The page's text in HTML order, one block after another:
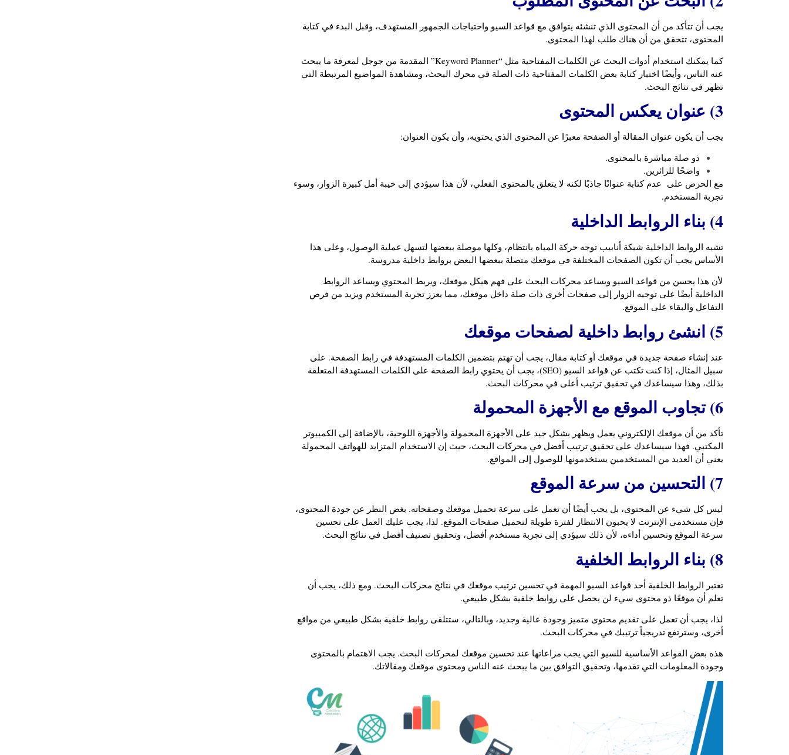
يجب أن تتأكد من أن المحتوى الذي تنشئه يتوافق مع قواعد السيو واحتياجات الجمهور المستهدف، وقبل البدء في كتابة
المحتوى، تتحقق من أن هناك طلب لهذا المحتوى.
كما يمكنك استخدام أدوات البحث عن الكلمات المفتاحية مثل “Keyword Planner” المقدمة من جوجل لمعرفة ما يبحث
عنه الناس، وأيضًا اختبار كتابة بعض الكلمات المفتاحية ذات الصلة في محرك البحث، ومشاهدة المواضيع المرتبطة التي
تظهر في نتائج البحث.
3) عنوان يعكس المحتوى
يجب أن يكون عنوان المقالة أو الصفحة معبرًا عن المحتوى الذي يحتويه، وأن يكون العنوان:
ذو صلة مباشرة بالمحتوى.
واضحًا للزائرين.
مع الحرص على عدم كتابة عنوانًا جاذبًا لكنه لا يتعلق بالمحتوى الفعلي، لأن هذا سيؤدي إلى خيبة أمل كبيرة الزوار، وسوء
تجربة المستخدم.
4) بناء الروابط الداخلية
تشبه الروابط الداخلية شبكة أنابيب توجه حركة المياه بانتظام، وكلها موصلة ببعضها لتسهل عملية الوصول، وعلى هذا
الأساس يجب أن تكون الصفحات المختلفة في موقعك متصلة ببعضها البعض بروابط داخلية مدروسة.
لأن هذا يحسن من قواعد السيو ويساعد محركات البحث على فهم هيكل موقعك، ويربط المحتوي ويساعد الروابط
الداخلية أيضًا على توجيه الزوار إلى صفحات أخرى ذات صلة داخل موقعك، مما يعزز تجربة المستخدم ويزيد من فرص
التفاعل والبقاء على الموقع.
5) انشئ روابط داخلية لصفحات موقعك
عند إنشاء صفحة جديدة في موقعك أو كتابة مقال، يجب أن تهتم بتضمين الكلمات المستهدفة في رابط الصفحة. على
سبيل المثال، إذا كنت تكتب عن قواعد السيو (SEO)، يجب أن يحتوي رابط الصفحة على الكلمات المستهدفة المتعلقة
بذلك، وهذا سيساعدك في تحقيق ترتيب أعلى في محركات البحث.
6) تجاوب الموقع مع الأجهزة المحمولة
تأكد من أن موقعك الإلكتروني يعمل ويظهر بشكل جيد على الأجهزة المحمولة والأجهزة اللوحية، بالإضافة إلى الكمبيوتر
المكتبي. فهذا سيساعدك على تحقيق ترتيب أفضل في محركات البحث، حيث إن الاستخدام المتزايد للهواتف المحمولة
يعني أن العديد من المستخدمين يستخدمونها للوصول إلى المواقع.
7) التحسين من سرعة الموقع
ليس كل شيء عن المحتوى، بل يجب أيضًا أن تعمل على سرعة تحميل موقعك وصفحاته. بغض النظر عن جودة المحتوى،
فإن مستخدمي الإنترنت لا يحبون الانتظار لفترة طويلة لتحميل صفحات الموقع. لذا، يجب عليك العمل على تحسين
سرعة الموقع وتحسين أداءه، لأن ذلك سيؤدي إلى تجربة مستخدم أفضل، وتحقيق تصنيف أفضل في نتائج البحث.
8) بناء الروابط الخلفية
تعتبر الروابط الخلفية أحد قواعد السيو المهمة في تحسين ترتيب موقعك في نتائج محركات البحث. ومع ذلك، يجب أن
تعلم أن موقعًا ذو محتوى سيء لن يحصل على روابط خلفية بشكل طبيعي.
لذا، يجب أن تعمل على تقديم محتوى متميز وجودة عالية وجديد، وبالتالي، ستتلقى روابط خلفية بشكل طبيعي من مواقع
أخرى، وسترتفع تدريجياً ترتيبك في محركات البحث.
هذه بعض القواعد الأساسية للسيو التي يجب مراعاتها عند تحسين موقعك لمحركات البحث. يجب الاهتمام بالمحتوى
وجودة المعلومات التي تقدمها، وتحقيق التوافق بين ما يبحث عنه الناس ومحتوى موقعك ومقالاتك.